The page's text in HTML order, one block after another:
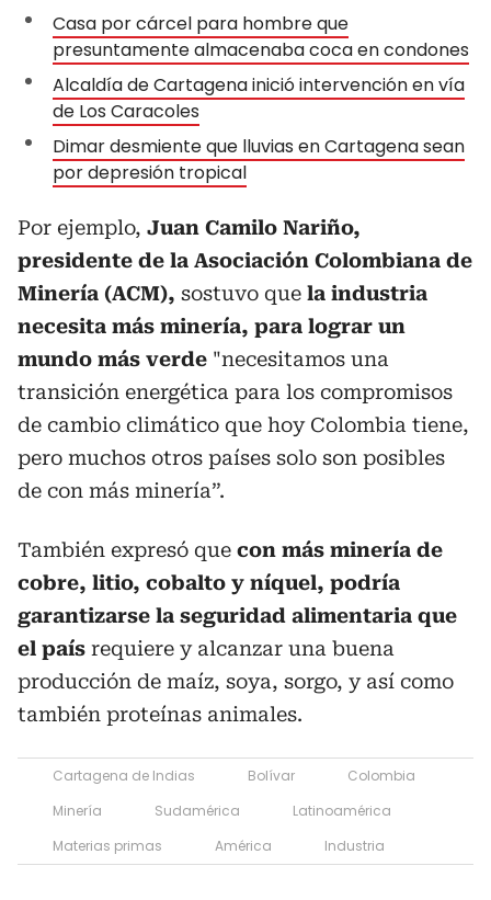
Casa por cárcel para hombre que
presuntamente almacenaba coca en condones
Alcaldía de Cartagena inició intervención en vía
de Los Caracoles
Dimar desmiente que lluvias en Cartagena sean
por depresión tropical
Por ejemplo, Juan Camilo Nariño,
presidente de la Asociación Colombiana de
Minería (ACM), sostuvo que la industria
necesita más minería, para lograr un
mundo más verde "necesitamos una
transición energética para los compromisos
de cambio climático que hoy Colombia tiene,
pero muchos otros países solo son posibles
de con más minería”.
También expresó que con más minería de
cobre, litio, cobalto y níquel, podría
garantizarse la seguridad alimentaria que
el país requiere y alcanzar una buena
producción de maíz, soya, sorgo, y así como
también proteínas animales.
Cartagena de Indias Bolívar
Colombia
Minería
Sudamérica
Latinoamérica
Materias primas
América Industria